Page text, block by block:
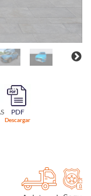
PDF
Descargar